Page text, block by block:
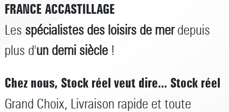
FRANCE ACCASTILLAGE
Les spécialistes des loisirs de merdepuis
plus d'un demi siècle !
Chez nous, Stock réel veut dire... Stock réel
Grand Choix, Livraison rapide et toute